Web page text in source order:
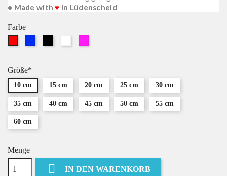
• Made with♥ in Lüdenscheid
Farbe
Größe*
10 cm 15 cm 20 cm 25 cm 30 cm
35 cm 40 cm 45 cm 50 cm 55 cm
60 cm
Menge
 IN DEN WARENKORB